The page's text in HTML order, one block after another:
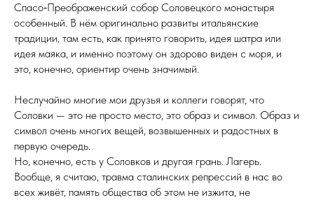
Спасо‑Преображенский собор Соловецкого монастыря
особенный. В нём оригинально развиты итальянские
традиции, там есть, как принято говорить, идея шатра или
идея маяка, и именно поэтому он здорово виден с моря, и
это, конечно, ориентир очень значимый.
Неслучайно многие мои друзья и коллеги говорят, что
Соловки — это не просто место, это образ и символ. Образ и
символ очень многих вещей, возвышенных и радостных в
первую очередь.
Но, конечно, есть у Соловков и другая грань. Лагерь.
Вообще, я считаю, травма сталинских репрессий в нас во
всех живёт, память общества об этом не изжита, не